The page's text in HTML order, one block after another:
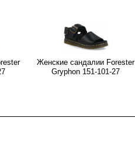
Женские сандалии Forester
Gryphon 151-101-27